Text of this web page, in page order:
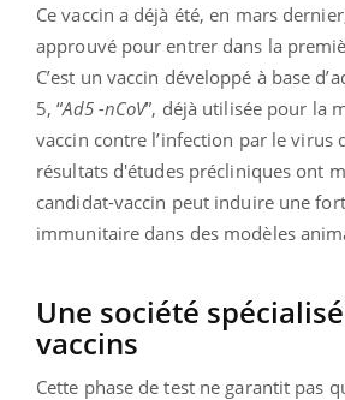
Ce vaccin a déjà été, en mars
approuvé pour entrer dans la
C’est un vaccin développé à base
5, “Ad5 -nCoV”, déjà utilisée pour la
vaccin contre l’infection par le virus
résultats d'études précliniques ont
candidat-vaccin peut induire une
immunitaire dans des modèles
Une société
vaccins
Cette phase de test ne garantit pas